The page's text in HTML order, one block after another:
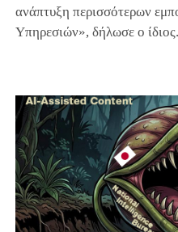
ανάπτυξη περισσότερων
Υπηρεσιών», δήλωσε ο ίδιος.